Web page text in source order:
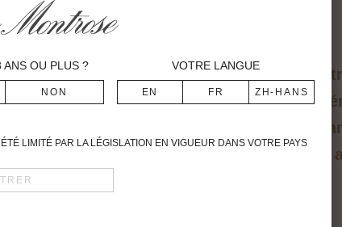
de son terroir unique, Château
enjambeur autonome dédié à la
environnementale globale du
presse et au public au salon du SITEVI
ANS OU PLUS ? VOTRE LANGUE
LIMITÉ PAR LA LÉGISLATION EN VIGUEUR DANS VOTRE PAYS